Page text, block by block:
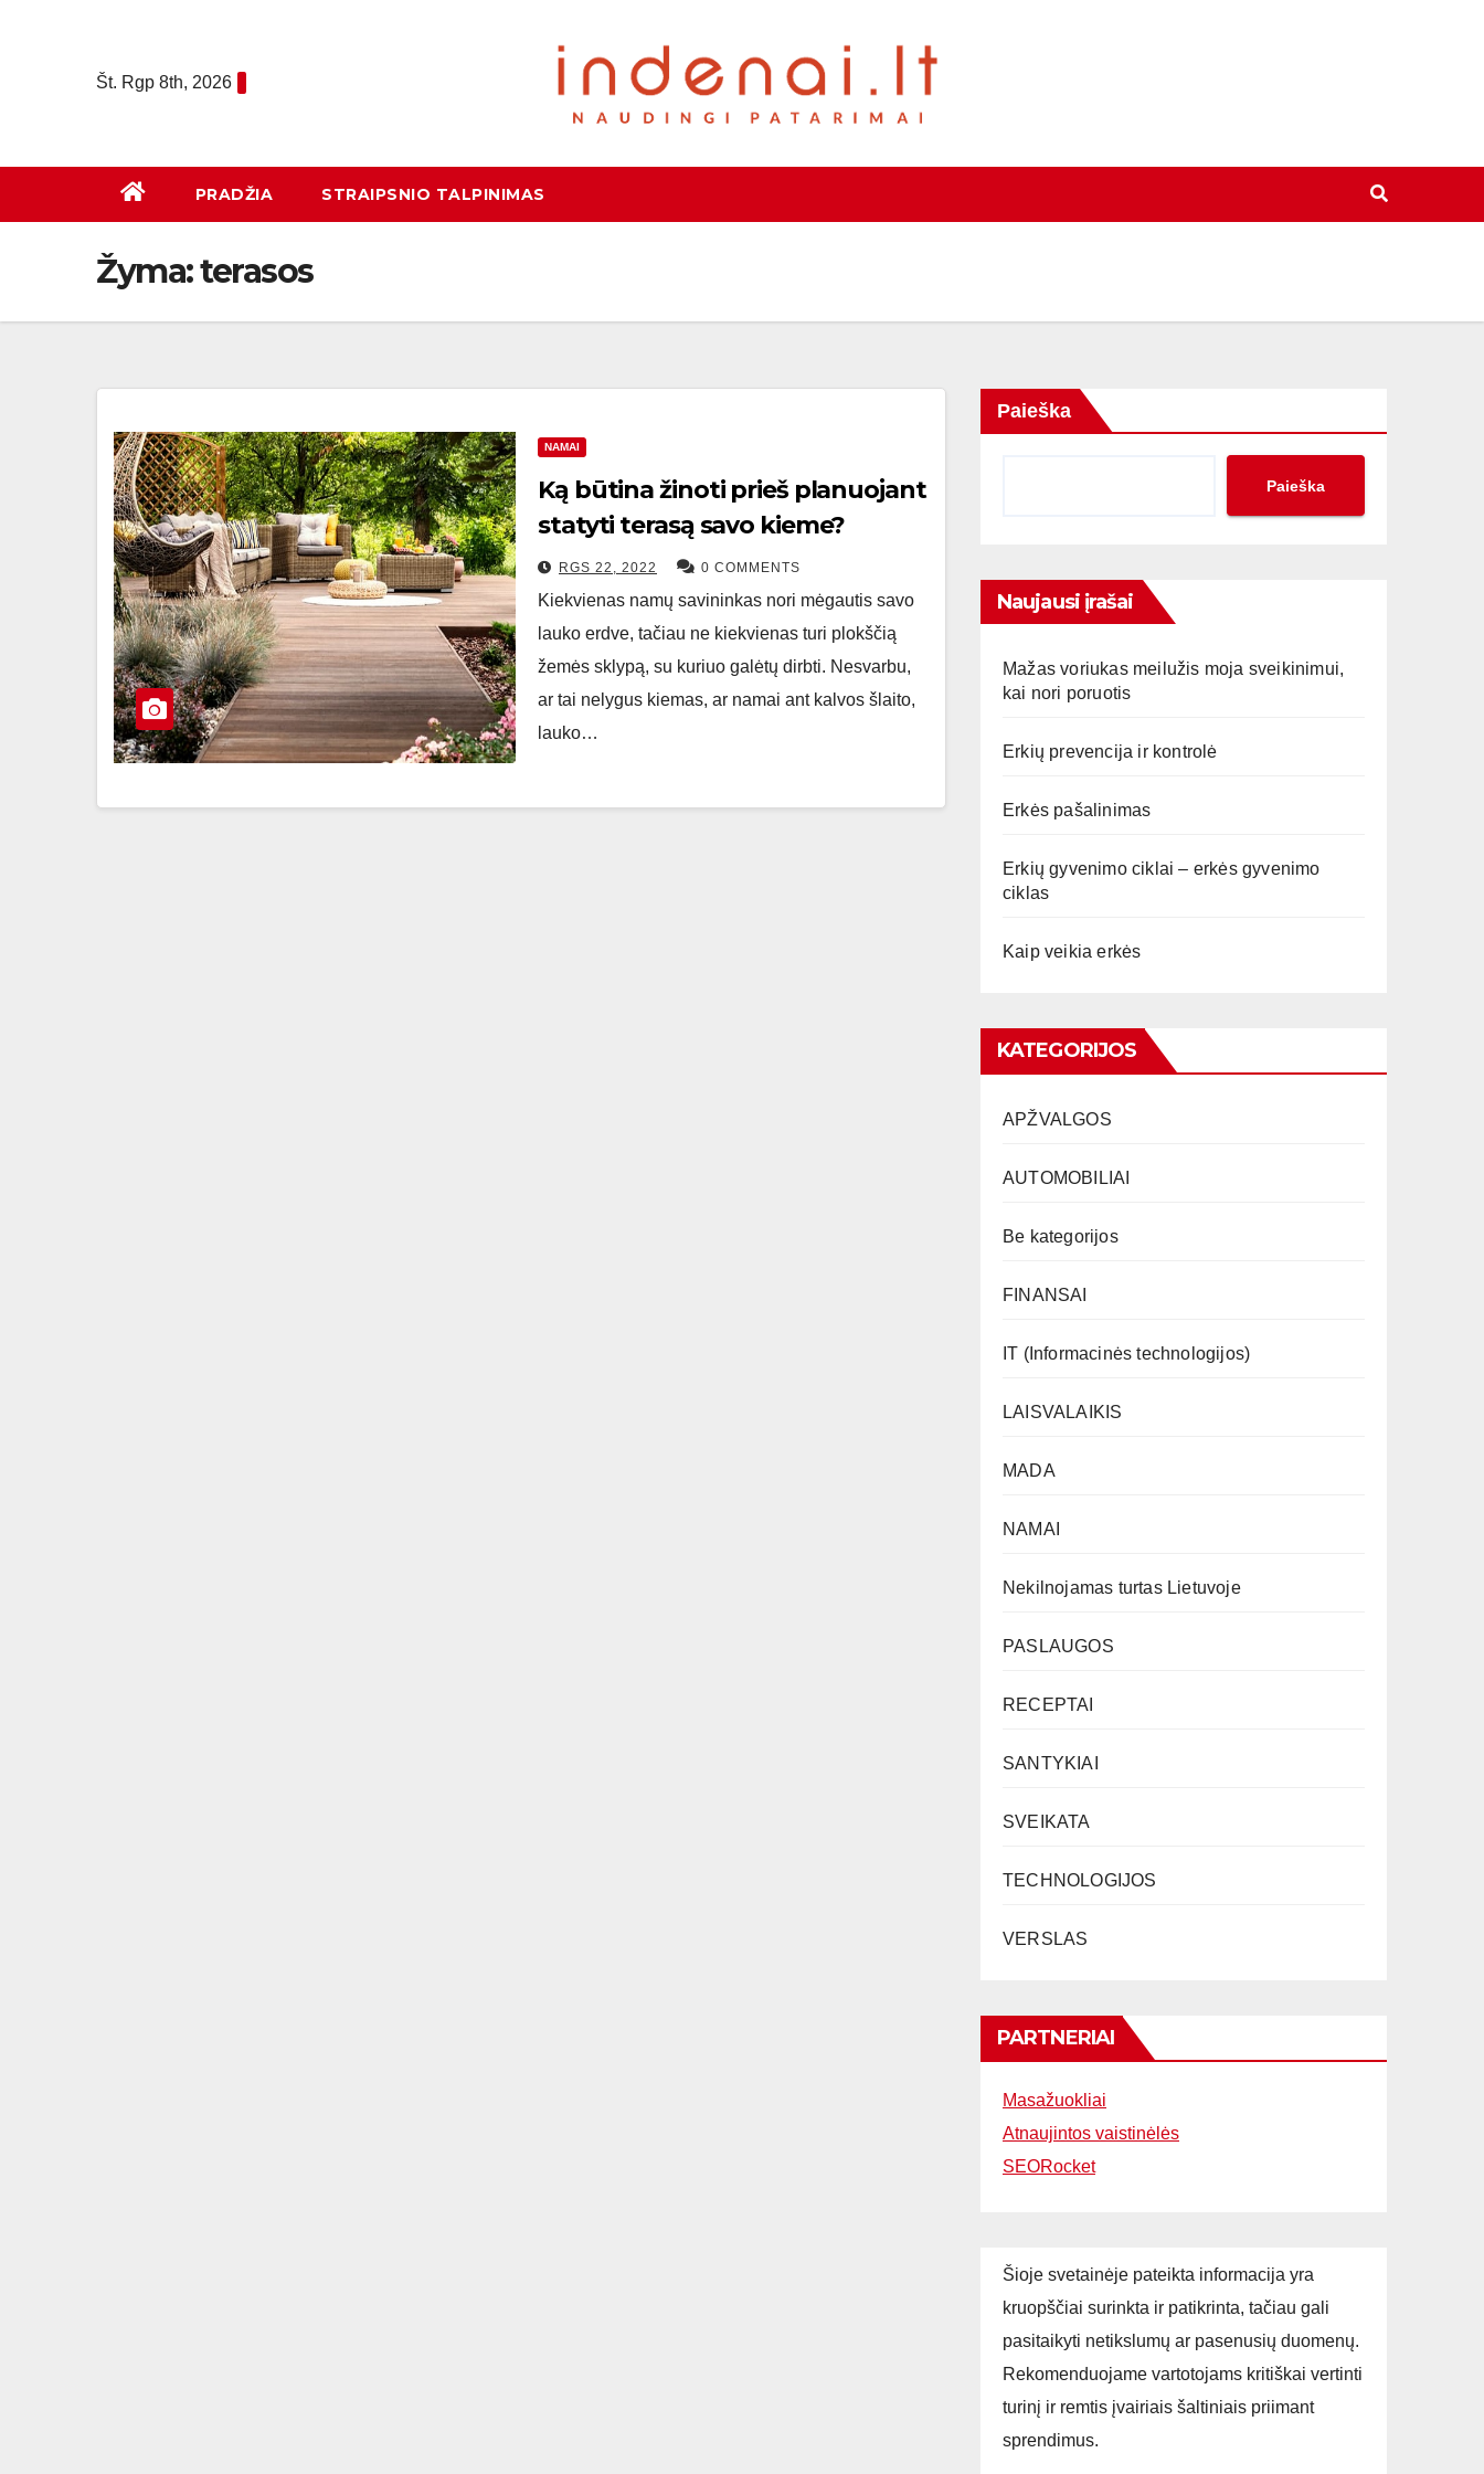
Št. Rgp 8th, 2026
PRADŽIA STRAIPSNIO TALPINIMAS
Žyma:terasos
NAMAI
Ką būtina žinoti prieš planuojant
statyti terasą savo kieme?
RGS 22, 2022 0 COMMENTS
Kiekvienas namų savininkas nori mėgautis savo
lauko erdve, tačiau ne kiekvienas turi plokščią
žemės sklypą, su kuriuo galėtų dirbti. Nesvarbu,
ar tai nelygus kiemas, ar namai ant kalvos šlaito,
lauko…
Paieška
Paieška
Naujausi įrašai
Mažas voriukas meilužis moja sveikinimui,
kai nori poruotis
Erkių prevencija ir kontrolė
Erkės pašalinimas
Erkių gyvenimo ciklai – erkės gyvenimo
ciklas
Kaip veikia erkės
KATEGORIJOS
APŽVALGOS
AUTOMOBILIAI
Be kategorijos
FINANSAI
IT (Informacinės technologijos)
LAISVALAIKIS
MADA
NAMAI
Nekilnojamas turtas Lietuvoje
PASLAUGOS
RECEPTAI
SANTYKIAI
SVEIKATA
TECHNOLOGIJOS
VERSLAS
PARTNERIAI
Masažuokliai
Atnaujintos vaistinėlės
SEORocket
Šioje svetainėje pateikta informacija yra
kruopščiai surinkta ir patikrinta, tačiau gali
pasitaikyti netikslumų ar pasenusių duomenų.
Rekomenduojame vartotojams kritiškai vertinti
turinį ir remtis įvairiais šaltiniais priimant
sprendimus.